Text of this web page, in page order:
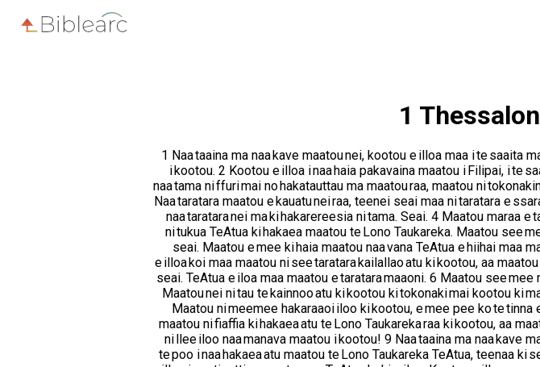
1
1 Naa taaina ma naa kave maatou nei, kootou e illoa maa i te saaita
i kootou. 2 Kootou e illoa i naa haia pakavaina maatou i Filipai, i te
naa tama ni ffuri mai no hakatauttau ma maatou raa, maatou ni
Naa taratara maatou e kauatu nei raa, teenei seai maa ni taratara e
naa taratara nei ma ki hakarereesia ni tama. Seai. 4 Maatou maraa e
ni tukua TeAtua ki hakaea maatou te Lono Taukareka. Maatou see
seai. Maatou e mee ki haia maatou naa vana TeAtua e hiihai maa
e illoa koi maa maatou ni see taratara kailallao atu ki kootou, aa
seai. TeAtua e iloa maa maatou e taratara maaoni. 6 Maatou see
Maatou nei ni tau te kainnoo atu ki kootou ki tokonaki mai kootou ki
Maatou ni meemee hakaraaoi iloo ki kootou, e mee pee ko te
maatou ni fiaffia ki hakaea atu te Lono Taukareka raa ki kootou, aa
ni llee iloo naa manava maatou i kootou! 9 Naa taaina ma naa kave
te poo i naa hakaea atu maatou te Lono Taukareka TeAtua, teenaa